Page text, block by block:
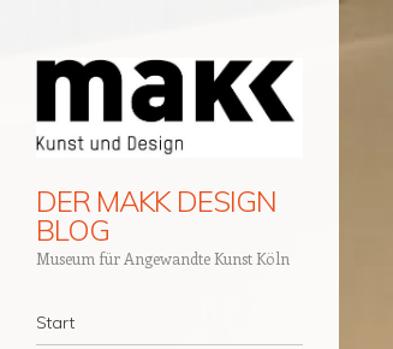
DER MAKK DESIGN
BLOG
Museum für Angewandte Kunst Köln
Navigation
Zum Inhalt springen
Start